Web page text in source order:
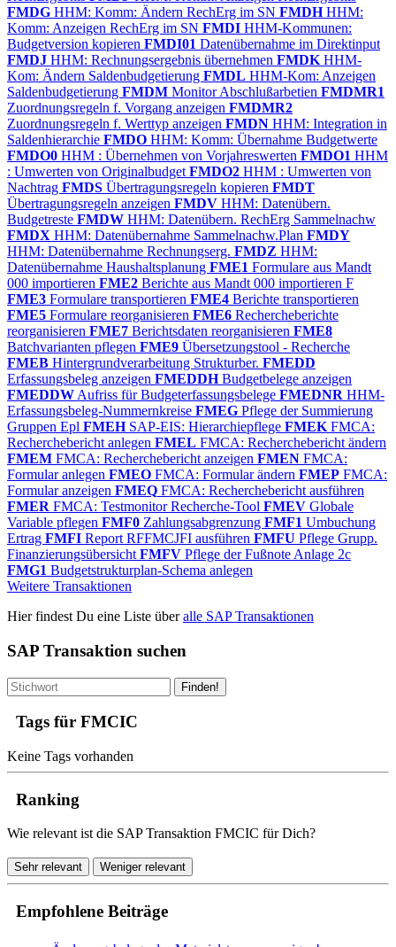
FMDG HHM: Komm: Ändern RechErg im SN FMDHHHM:
Komm: Anzeigen RechErg im SN FMDI HHM-Kommunen:
Budgetversion kopieren FMDI01 Datenübernahme im Direktinput
FMDJ HHM: Rechnungsergebnis übernehmen FMDK HHM-
Kom: Ändern Saldenbudgetierung FMDL HHM-Kom: Anzeigen
Saldenbudgetierung FMDM Monitor Abschlußarbetien FMDMR1
Zuordnungsregeln f. Vorgang anzeigen FMDMR2
Zuordnungsregeln f. Werttyp anzeigen FMDN HHM: Integration in
Saldenhierarchie FMDO HHM: Komm: Übernahme Budgetwerte
FMDO0 HHM : Übernehmen von Vorjahreswerten FMDO1 HHM
: Umwerten von Originalbudget FMDO2 HHM : Umwerten von
Nachtrag FMDS Übertragungsregeln kopieren FMDT
Übertragungsregeln anzeigen FMDV HHM: Datenübern.
Budgetreste FMDW HHM: Datenübern. RechErg Sammelnachw
FMDX HHM: Datenübernahme Sammelnachw.Plan FMDY
HHM: Datenübernahme Rechnungserg. FMDZ HHM:
Datenübernahme Haushaltsplanung FME1 Formulare aus Mandt
000 importieren FME2 Berichte aus Mandt 000 importieren F
FME3 Formulare transportieren FME4 Berichte transportieren
FME5 Formulare reorganisieren FME6 Rechercheberichte
reorganisieren FME7 Berichtsdaten reorganisieren FME8
Batchvarianten pflegen FME9 Übersetzungstool - Recherche
FMEB Hintergrundverarbeitung Strukturber. FMEDD
Erfassungsbeleg anzeigen FMEDDHBudgetbelege anzeigen
FMEDDW Aufriss für Budgeterfassungsbelege FMEDNR HHM-
Erfassungsbeleg-Nummernkreise FMEG Pflege der Summierung
Gruppen Epl FMEHSAP-EIS: Hierarchiepflege FMEK FMCA:
Recherchebericht anlegen FMEL FMCA: Recherchebericht ändern
FMEM FMCA: Recherchebericht anzeigen FMEN FMCA:
Formular anlegen FMEO FMCA: Formular ändern FMEP FMCA:
Formular anzeigen FMEQ FMCA: Recherchebericht ausführen
FMER FMCA: Testmonitor Recherche-Tool FMEV Globale
Variable pflegen FMF0 Zahlungsabgrenzung FMF1 Umbuchung
Ertrag FMFI Report RFFMCJFI ausführen FMFU Pflege Grupp.
Finanzierungsübersicht FMFV Pflege der Fußnote Anlage 2c
FMG1 Budgetstrukturplan-Schema anlegen
Weitere Transaktionen
Hier findest Du eine Liste überalle SAP Transaktionen
SAP Transaktion suchen
Finden!
Tags für FMCIC
Keine Tags vorhanden
Ranking
Wie relevant ist die SAP Transaktion FMCIC für Dich?
Sehr relevant Weniger relevant
Empfohlene Beiträge